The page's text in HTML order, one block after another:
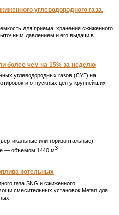
углеводородного газа.
для приема, хранения сжиженного
давлением и его выдачи в
более чем на 15% за неделю
углеводородных газов (СУГ) на
и отпускных цен у крупнейших
или горизонтальные)
― объемом 1440 м3
котельных
газа SNG и сжиженного
смесительных установок Metan для